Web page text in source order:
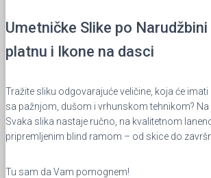
Umetničke Slike po Narudžbini
platnu i Ikone na dasci
Tražite sliku odgovarajuće veličine, koja će imati
sa pažnjom, dušom i vrhunskom tehnikom? Na
Svaka slika nastaje ručno, na kvalitetnom
pripremljenim blind ramom – od skice do
Tu sam da Vam pomognem!